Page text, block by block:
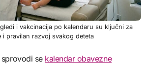
i vakcinacija po kalendaru su ključni za
i pravilan razvoj svakog deteta
se kalendar obavezne